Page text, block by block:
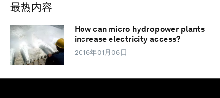
最热内容
How can micro hydropower plants
increase electricity access?
2016年01月06日